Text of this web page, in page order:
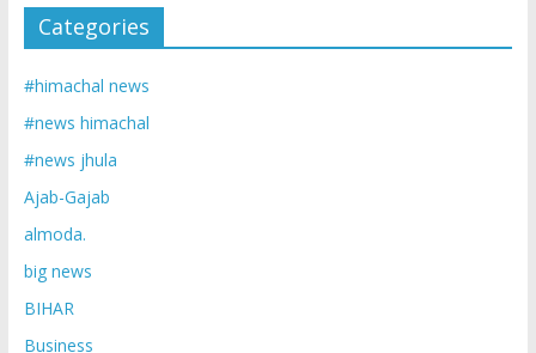
Categories
#himachal news
#news himachal
#news jhula
Ajab-Gajab
almoda.
big news
BIHAR
Business